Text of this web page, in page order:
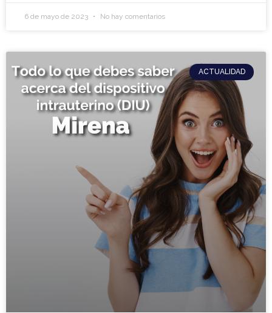
6 de mayo de 2023 No hay comentarios
ACTUALIDAD